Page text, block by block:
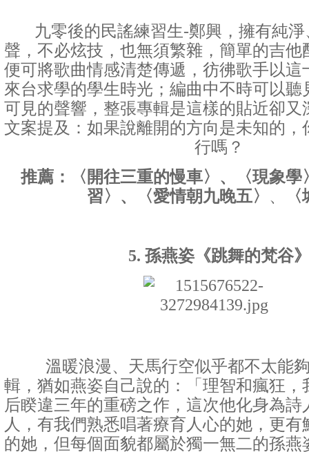
九零後的民謠練習生-鄭興，擁有純淨
聲，不必炫技，也無須繁雜，簡單的吉他
便可將歌曲情感清楚傳遞，彷彿歌手以這
來台求學的學生時光；編曲中不時可以聽
可見的聲響，整張專輯是這樣的貼近卻又
文案提及：如果說離開的方向是未知的，
行嗎？
推薦：〈開往三重的慢車〉、〈現象學
習〉、〈愛情朝九晚五〉 、
5. 孫燕姿《跳舞的梵谷
溫暖浪漫、天馬行空似乎都不太能
輯，猶如燕姿自己說的：「理智和瘋狂，
后睽違三年的重磅之作，這次他化身為詩
人，有我們熟悉唱著療育人心的她，更
的她，但每個面貌都屬於獨一無二的孫燕